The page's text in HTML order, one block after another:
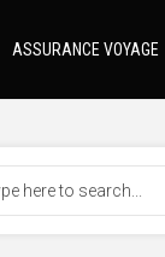
ASSURANCE VOYAGE